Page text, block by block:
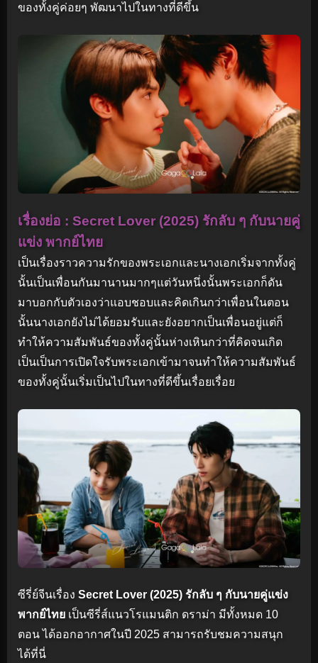
ของทั้งคู่ค่อยๆ พัฒนาไปในทางที่ดีขึ้น
เรื่องย่อ : Secret Lover (2025) รักลับ ๆ กับนายคู่
แข่ง พากย์ไทย
เป็นเรื่องราวความรักของพระเอกและนางเอกเริ่มจากทั้งคู่
นั้นเป็นเพื่อนกันมานานมากๆแต่วันหนึ่งนั้นพระเอกก็ดัน
มาบอกกับตัวเองว่าแอบชอบและคิดเกินกว่าเพื่อนในตอน
นั้นนางเอกยังไม่ได้ยอมรับและยังอยากเป็นเพื่อนอยู่แต่ก็
ทำให้ความสัมพันธ์ของทั้งคู่นั้นห่างเหินกว่าที่คิดจนเกิด
เป็นเป็นการเปิดใจรับพระเอกเข้ามาจนทำให้ความสัมพันธ์
ของทั้งคู่นั้นเริ่มเป็นไปในทางที่ดีขึ้นเรื่อยเรื่อย
ซีรี่ย์จีนเรื่อง Secret Lover (2025) รักลับ ๆ กับนายคู่แข่ง
พากย์ไทย เป็นซีรี่ส์แนวโรแมนติก ดราม่า มีทั้งหมด 10
ตอน ได้ออกอากาศในปี 2025 สามารถรับชมความสนุก
ได้ที่นี่